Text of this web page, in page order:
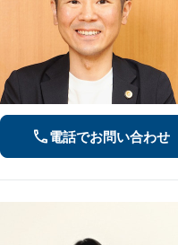
電話でお問い合わせ